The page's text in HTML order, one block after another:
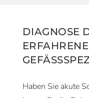
DIAGNOSE
Haben Sie akute